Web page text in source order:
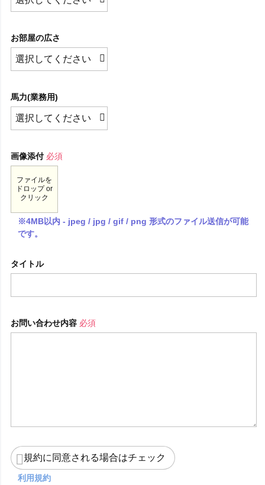
お部屋の広さ
馬力(業務用)
画像添付 必須
ファイルを
ドロップ or
クリック
※4MB以内 - jpeg / jpg / gif / png 形式のファイル送信が可能
です。
タイトル
お問い合わせ内容 必須
規約に同意される場合はチェック
利用規約